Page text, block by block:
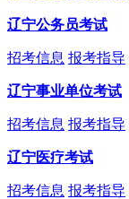
辽宁公务员考试
招考信息 报考指导
辽宁事业单位考试
招考信息 报考指导
辽宁医疗考试
招考信息 报考指导